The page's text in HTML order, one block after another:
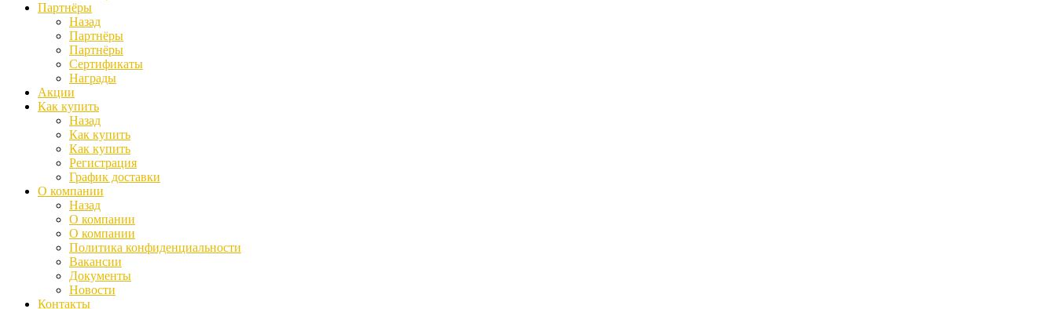
Партнёры
Назад
Партнёры
Партнёры
Сертификаты
Награды
Акции
Как купить
Назад
Как купить
Как купить
Регистрация
График доставки
О компании
Назад
О компании
О компании
Политика конфиденциальности
Вакансии
Документы
Новости
Контакты